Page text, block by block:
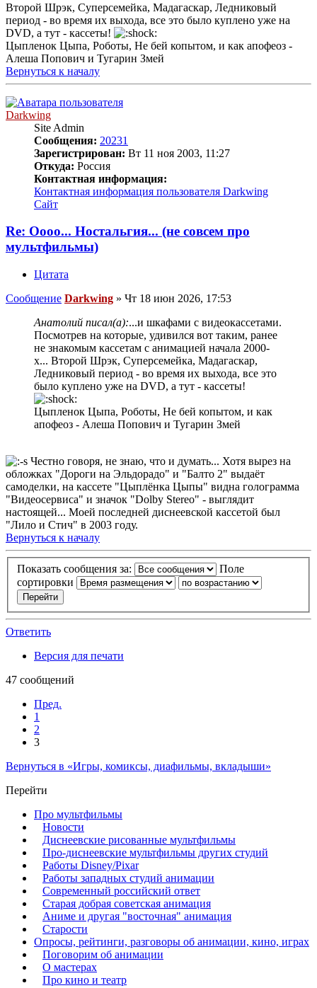
Второй Шрэк, Суперсемейка, Мадагаскар, Ледниковый
период - во время их выхода, все это было куплено уже на
DVD, а тут - кассеты!
Цыпленок Цыпа, Роботы, Не бей копытом, и как апофеоз -
Алеша Попович и Тугарин Змей
Вернуться к началу
Darkwing
Site Admin
Сообщения: 20231
Зарегистрирован: Вт 11 ноя 2003, 11:27
Откуда: Россия
Контактная информация:
Контактная информация пользователя Darkwing
Сайт
Re: Оооо... Ностальгия... (не совсем про
мультфильмы)
Цитата
Сообщение Darkwing » Чт 18 июн 2026, 17:53
Анатолий писал(а):...и шкафами с видеокассетами.
Посмотрев на которые, удивился вот таким, ранее
не знакомым кассетам с анимацией начала 2000-
х... Второй Шрэк, Суперсемейка, Мадагаскар,
Ледниковый период - во время их выхода, все это
было куплено уже на DVD, а тут - кассеты!
Цыпленок Цыпа, Роботы, Не бей копытом, и как
апофеоз - Алеша Попович и Тугарин Змей
Честно говоря, не знаю, что и думать... Хотя вырез на
обложках "Дороги на Эльдорадо" и "Балто 2" выдаёт
самоделки, на кассете "Цыплёнка Цыпы" видна голограмма
"Видеосервиса" и значок "Dolby Stereo" - выглядит
настоящей... Моей последней диснеевской кассетой был
"Лило и Стич" в 2003 году.
Вернуться к началу
Показать сообщения за:
Поле
сортировки
Ответить
Версия для печати
47 сообщений
Пред.
1
2
3
Вернуться в «Игры, комиксы, диафильмы, вкладыши»
Перейти
Про мультфильмы
Новости
Диснеевские рисованные мультфильмы
Про-диснеевские мультфильмы других студий
Работы Disney/Pixar
Работы западных студий анимации
Современный российский ответ
Старая добрая советская анимация
Аниме и другая "восточная" анимация
Старости
Опросы, рейтинги, разговоры об анимации, кино, играх
Поговорим об анимации
О мастерах
Про кино и театр